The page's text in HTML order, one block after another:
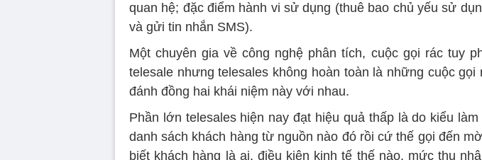
quan hệ; đặc điểm hành vi sử dụng (thuê bao chủ yếu sử
và gửi tin nhắn SMS).
Một chuyên gia về công nghệ phân tích, cuộc gọi rác tuy
telesale nhưng telesales không hoàn toàn là những cuộc gọi
đánh đồng hai khái niệm này với nhau.
Phần lớn telesales hiện nay đạt hiệu quả thấp là do kiểu
danh sách khách hàng từ nguồn nào đó rồi cứ thế gọi đến
biết khách hàng là ai, điều kiện kinh tế thế nào, mức thu